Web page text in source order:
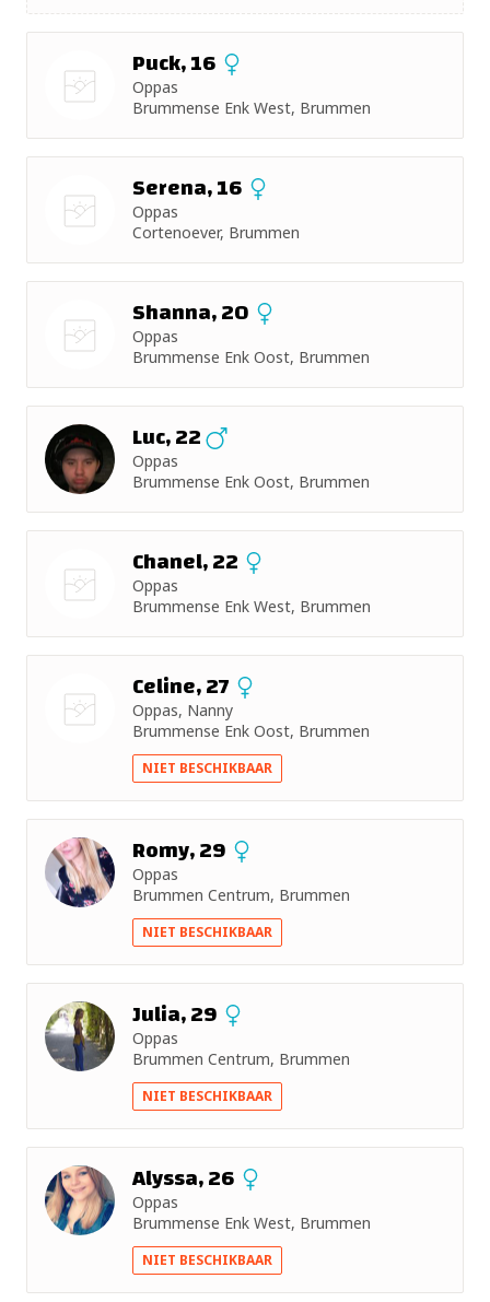
Puck, 16
Oppas
Brummense Enk West, Brummen
Serena, 16
Oppas
Cortenoever, Brummen
Shanna, 20
Oppas
Brummense Enk Oost, Brummen
Luc, 22
Oppas
Brummense Enk Oost, Brummen
Chanel, 22
Oppas
Brummense Enk West, Brummen
Celine, 27
Oppas, Nanny
Brummense Enk Oost, Brummen
NIET BESCHIKBAAR
Romy, 29
Oppas
Brummen Centrum, Brummen
NIET BESCHIKBAAR
Julia, 29
Oppas
Brummen Centrum, Brummen
NIET BESCHIKBAAR
Alyssa, 26
Oppas
Brummense Enk West, Brummen
NIET BESCHIKBAAR